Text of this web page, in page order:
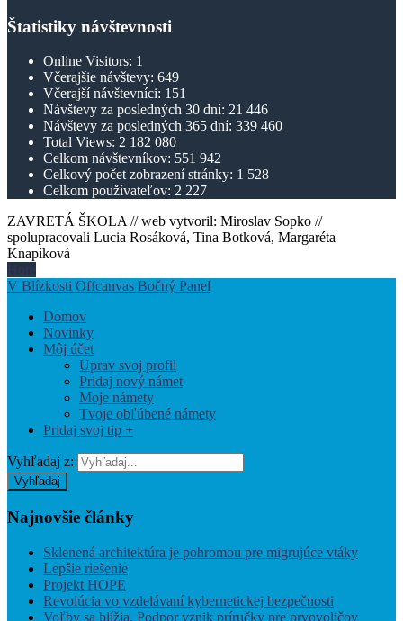
Štatistiky návštevnosti
Online Visitors: 1
Včerajšie návštevy: 649
Včerajší návštevníci: 151
Návštevy za posledných 30 dní: 21 446
Návštevy za posledných 365 dní: 339 460
Total Views: 2 182 080
Celkom návštevníkov: 551 942
Celkový počet zobrazení stránky: 1 528
Celkom používateľov: 2 227
ZAVRETÁ ŠKOLA // web vytvoril: Miroslav Sopko //
spolupracovali Lucia Rosáková, Tina Botková, Margaréta
Knapíková
Hore
V Blízkosti Offcanvas Bočný Panel
Domov
Novinky
Môj účet
Uprav svoj profil
Pridaj nový námet
Moje námety
Tvoje obľúbené námety
Pridaj svoj tip +
Vyhľadaj z:
Vyhľadaj
Najnovšie články
Sklenená architektúra je pohromou pre migrujúce vtáky
Lepšie riešenie
Projekt HOPE
Revolúcia vo vzdelávaní kybernetickej bezpečnosti
Voľby sa blížia. Podpor vznik príručky pre prvovoličov